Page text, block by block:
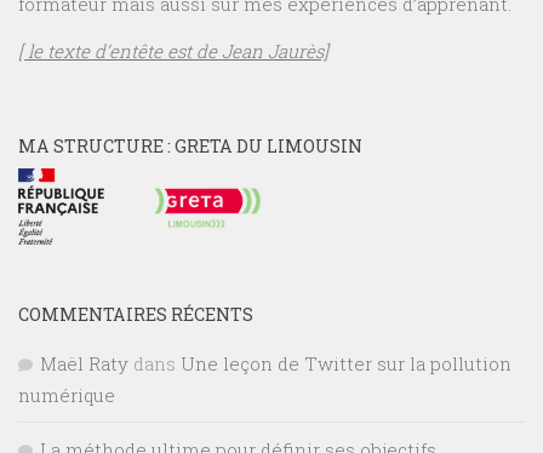
[ le texte d’entête est de Jean Jaurès]
MA STRUCTURE : GRETA DU LIMOUSIN
COMMENTAIRES RÉCENTS
Maël Raty dans Une leçon de Twitter sur la pollution
numérique